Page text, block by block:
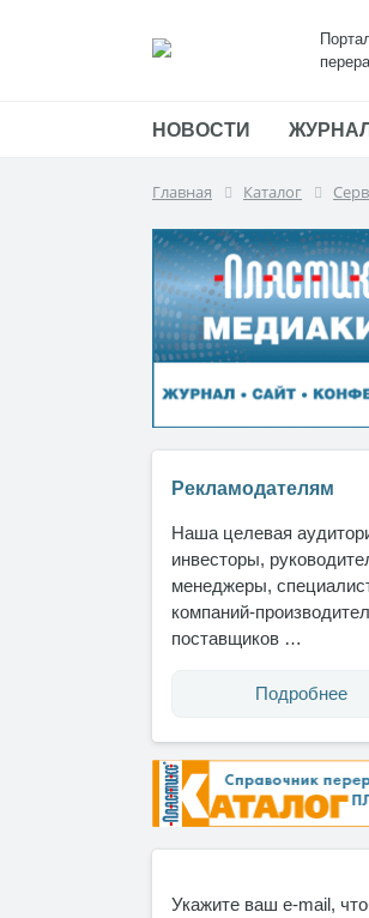
НОВОСТИ ЖУРНАЛ
Главная Каталог
Рекламодателям
Наша целевая
инвесторы,
менеджеры,
компаний-
поставщиков …
Подробнее
Укажите ваш e-mail,